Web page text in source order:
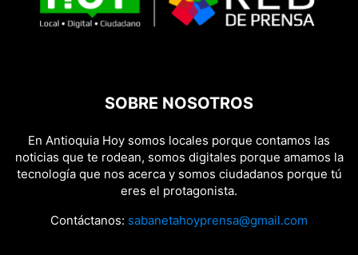
SOBRE NOSOTROS
En Antioquia Hoy somos locales porque contamos las
noticias que te rodean, somos digitales porque amamos la
tecnología que nos acerca y somos ciudadanos porque tú
eres el protagonista.
Contáctanos: sabanetahoyprensa@gmail.com